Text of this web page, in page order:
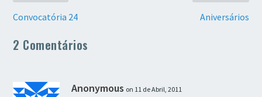
Convocatória 24 Aniversários
2 Comentários
Anonymous on 11 de Abril, 2011